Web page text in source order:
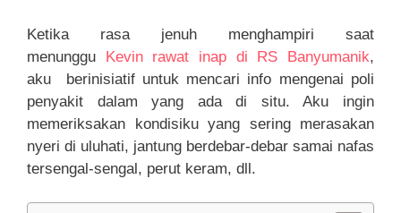
Ketika rasa jenuh menghampiri saat
menunggu Kevin rawat inap di RS Banyumanik,
aku berinisiatif untuk mencari info mengenai poli
penyakit dalam yang ada di situ. Aku ingin
memeriksakan kondisiku yang sering merasakan
nyeri di uluhati, jantung berdebar-debar samai nafas
tersengal-sengal, perut keram, dll.